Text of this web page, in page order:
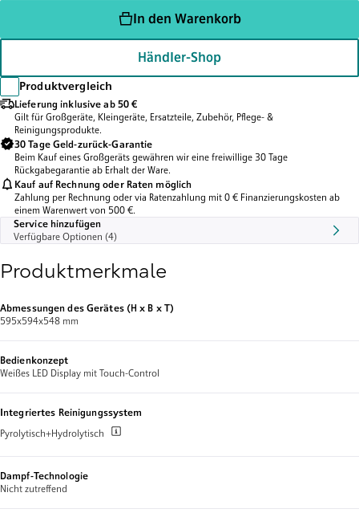
In den Warenkorb
Händler-Shop
Produktvergleich
Lieferung inklusive ab 50 €
Gilt für Großgeräte, Kleingeräte, Ersatzteile, Zubehör, Pflege- &
Reinigungsprodukte.
30 Tage Geld-zurück-Garantie
Beim Kauf eines Großgeräts gewähren wir eine freiwillige 30 Tage
Rückgabegarantie ab Erhalt der Ware.
Kauf auf Rechnung oder Raten möglich
Zahlung per Rechnung oder via Ratenzahlung mit 0 € Finanzierungskosten ab
einem Warenwert von 500 €.
Service hinzufügen
Verfügbare Optionen (4)
Produktmerkmale
Abmessungen des Gerätes (H x B x T)
595x594x548 mm
Bedienkonzept
Weißes LED Display mit Touch-Control
Integriertes Reinigungssystem
Pyrolytisch+Hydrolytisch
Dampf-Technologie
Nicht zutreffend